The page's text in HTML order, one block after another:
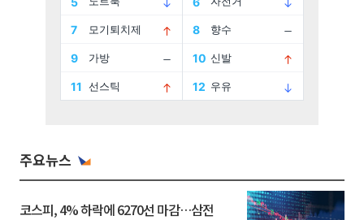
주요뉴스
코스피, 4% 하락에 6270선 마감…삼전